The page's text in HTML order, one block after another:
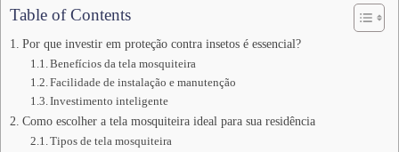
Table of Contents
Por que investir em proteção contra insetos é essencial?
Benefícios da tela mosquiteira
Facilidade de instalação e manutenção
Investimento inteligente
Como escolher a tela mosquiteira ideal para sua residência
Tipos de tela mosquiteira